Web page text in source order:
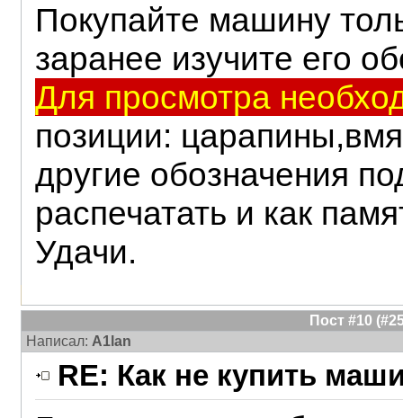
Покупайте машину
заранее изучите его
Для просмотра
позиции:
другие обозначения
распечатать и как
Удачи.
Пост #10
Написал: A1lan
RE: Как не купить